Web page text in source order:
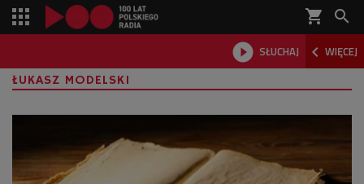
shopping_cart 
 SŁUCHAJ  WIĘCEJ

ŁUKASZ MODELSKI